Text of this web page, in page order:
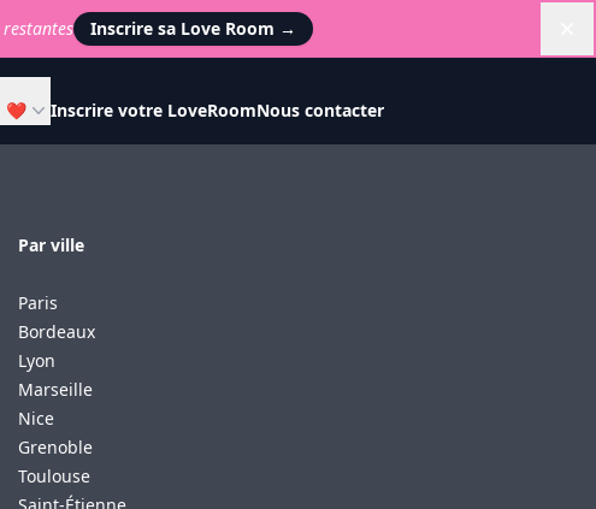
restantes Inscrire sa Love Room →
❤
Par ville
Paris
Bordeaux
Lyon
Marseille
Nice
Grenoble
Toulouse
Inscrire votre LoveRoomNous contacter